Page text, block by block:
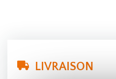
LIVRAISON